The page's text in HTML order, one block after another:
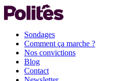
Sondages
Comment ça marche ?
Nos convictions
Blog
Contact